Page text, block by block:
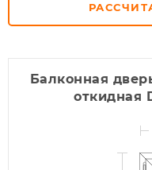
Балконная
откидная